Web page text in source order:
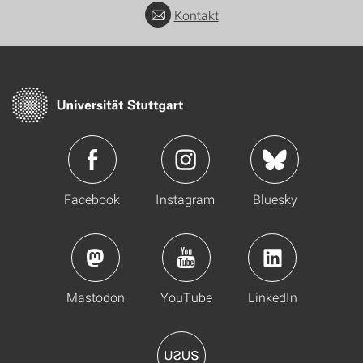
Kontakt
Facebook Instagram Bluesky
Mastodon YouTube LinkedIn